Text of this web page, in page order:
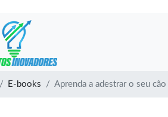
E-books Aprenda a adestrar o seu